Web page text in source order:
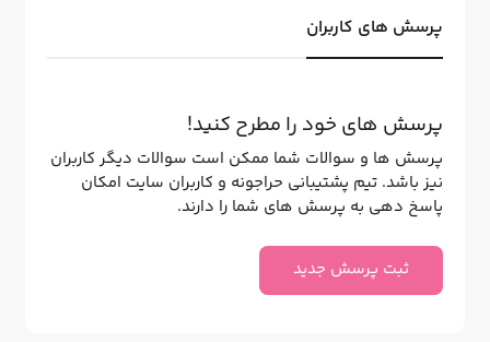
پرسش های کاربران
پرسش های خود را مطرح کنید!
پرسش ها و سوالات شما ممکن است سوالات دیگر کاربران
نیز باشد. تیم پشتیبانی حراجونه و کاربران سایت امکان
پاسخ دهی به پرسش های شما را دارند.
ثبت پرسش جدید